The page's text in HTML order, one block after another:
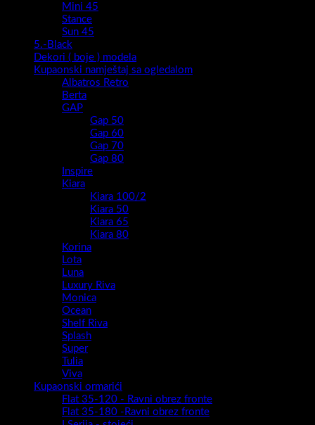
Mini 45
Stance
Sun 45
5.-Black
Dekori ( boje ) modela
Kupaonski namještaj sa ogledalom
Albatros Retro
Berta
GAP
Gap 50
Gap 60
Gap 70
Gap 80
Inspire
Kiara
Kiara 100/2
Kiara 50
Kiara 65
Kiara 80
Korina
Lota
Luna
Luxury Riva
Monica
Ocean
Shelf Riva
Splash
Super
Tulia
Viva
Kupaonski ormarići
Flat 35-120 - Ravni obrez fronte
Flat 35-180 -Ravni obrez fronte